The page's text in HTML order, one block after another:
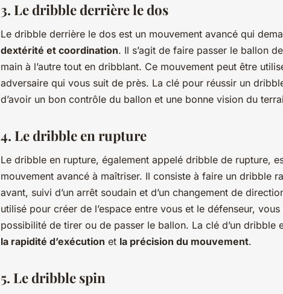
3. Le dribble derrière le dos
Le dribble derrière le dos est un mouvement avancé qui
dextérité et coordination. Il s’agit de faire passer le ballon
main à l’autre tout en dribblant. Ce mouvement peut être
adversaire qui vous suit de près. La clé pour réussir un
d’avoir un bon contrôle du ballon et une bonne vision du
4. Le dribble en rupture
Le dribble en rupture, également appelé dribble de rupture,
mouvement avancé à maîtriser. Il consiste à faire un dribble
avant, suivi d’un arrêt soudain et d’un changement de
utilisé pour créer de l’espace entre vous et le défenseur,
possibilité de tirer ou de passer le ballon. La clé d’un dribble
la rapidité d’exécution et la précision du mouvement.
5. Le dribble spin